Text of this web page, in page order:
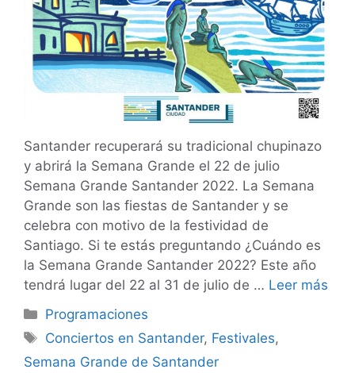
Santander recuperará su tradicional chupinazo
y abrirá la Semana Grande el 22 de julio
Semana Grande Santander 2022. La Semana
Grande son las fiestas de Santander y se
celebra con motivo de la festividad de
Santiago. Si te estás preguntando ¿Cuándo es
la Semana Grande Santander 2022? Este año
tendrá lugar del 22 al 31 de julio de … Leer más
Categorías
Programaciones
Etiquetas
Conciertos en Santander, Festivales,
Semana Grande de Santander